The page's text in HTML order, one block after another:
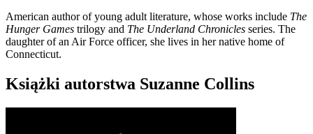
American author of young adult literature, whose works include The
Hunger Games trilogy and The Underland Chronicles series. The
daughter of an Air Force officer, she lives in her native home of
Connecticut.
Książki autorstwa Suzanne Collins